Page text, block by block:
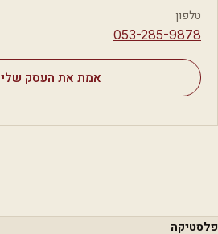
טלפון
⁦053-285-9878⁩
אמת את העסק שלי
פלסטיקה